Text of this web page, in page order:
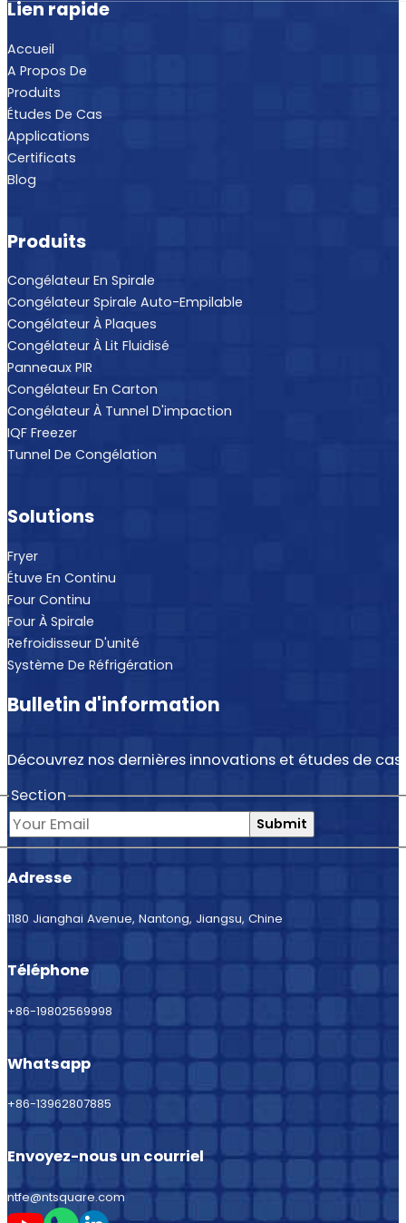
Lien rapide
Accueil
A Propos De
Produits
Études De Cas
Applications
Certificats
Blog
Produits
Congélateur En Spirale
Congélateur Spirale Auto-Empilable
Congélateur À Plaques
Congélateur À Lit Fluidisé
Panneaux PIR
Congélateur En Carton
Congélateur À Tunnel D'impaction
IQF Freezer
Tunnel De Congélation
Solutions
Fryer
Étuve En Continu
Four Continu
Four À Spirale
Refroidisseur D'unité
Système De Réfrigération
Bulletin d'information
Découvrez nos dernières innovations et études de cas.
Section
Submit
Adresse
1180 Jianghai Avenue, Nantong, Jiangsu, Chine
Téléphone
+86-19802569998
Whatsapp
+86-13962807885
Envoyez-nous un courriel
ntfe@ntsquare.com